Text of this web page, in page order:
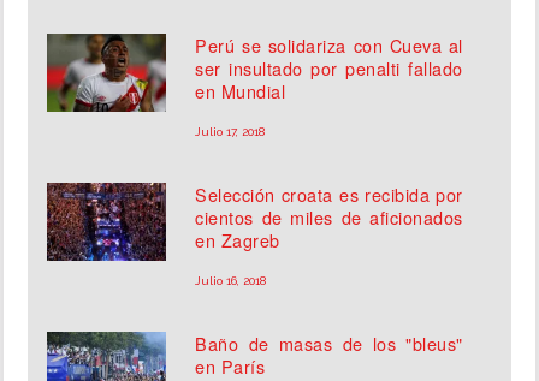
Perú se solidariza con Cueva al
ser insultado por penalti fallado
en Mundial
Julio 17, 2018
Selección croata es recibida por
cientos de miles de aficionados
en Zagreb
Julio 16, 2018
Baño de masas de los "bleus"
en París